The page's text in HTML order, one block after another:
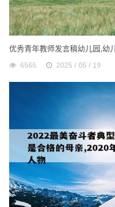
优秀青年教师发言稿幼儿园,幼
6565 2025 / 05 / 19